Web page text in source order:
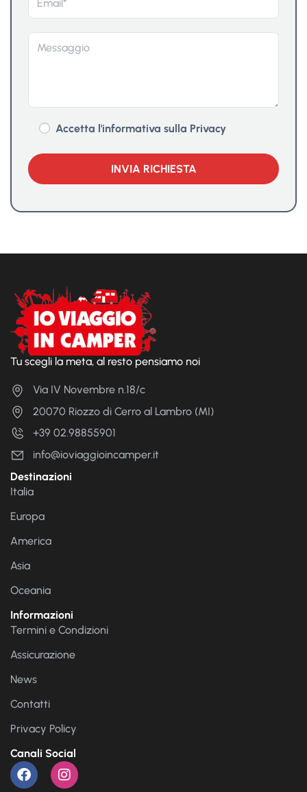
Accetta l'informativa sulla Privacy
Tu scegli la meta, al resto pensiamo noi
Via IV Novembre n.18/c
20070 Riozzo di Cerro al Lambro (MI)
+39 02.98855901
info@ioviaggioincamper.it
Destinazioni
Italia
Europa
America
Asia
Oceania
Informazioni
Termini e Condizioni
Assicurazione
News
Contatti
Privacy Policy
Canali Social